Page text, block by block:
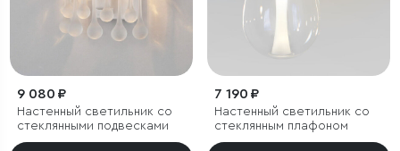
9 080 ₽
Настенный светильник со
стеклянными подвесками
7 190 ₽
Настенный светильник со
стеклянным плафоном